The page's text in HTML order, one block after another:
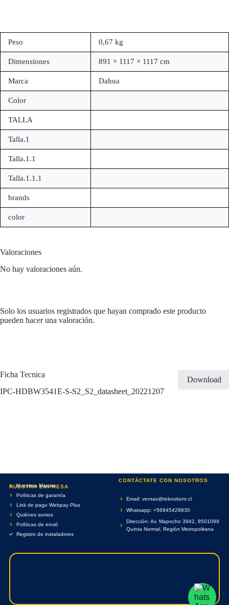
Peso 0,67 kg
Dimensiones 891 × 1117 × 1117 cm
Marca Dahua
Color
TALLA
Talla.1
Talla.1.1
Talla.1.1.1
brands
color
Valoraciones
No hay valoraciones aún.
Solo los usuarios registrados que hayan comprado este producto
pueden hacer una valoración.
Ficha Tecnica
Download
IPC-HDBW3541E-S-S2_S2_datasheet_20221207
NUESTRA EMPRESA
Nuestras Marcas
Políticas de garantía
Link de pago Webpay Plus
Quiénes somos
Políticas de envió
Registro de instaladores
CONTÁCTATE CON NOSOTROS
Email: ventas@teknokont.cl
Whatsapp: +56945429830
Dirección: Av. Mapocho 3942, 8501099
Quinta Normal, Región Metropolitana